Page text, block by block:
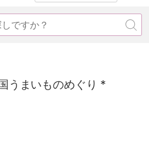
うまいものめぐり *